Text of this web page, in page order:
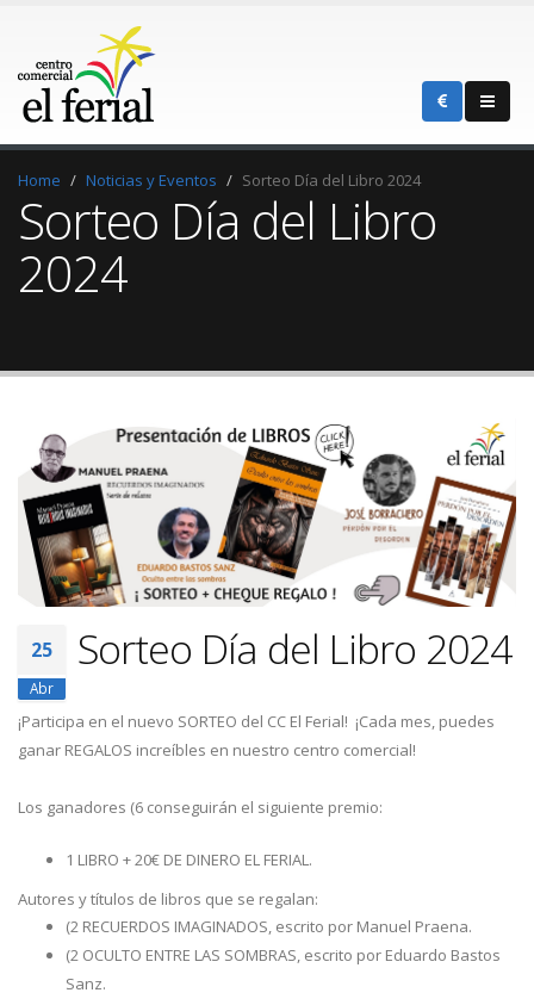
Home Noticias y Eventos Sorteo Día del Libro 2024
Sorteo Día del Libro
2024
25
Abr
Sorteo Día del Libro 2024
¡Participa en el nuevo SORTEO del CC El Ferial! ¡Cada mes, puedes
ganar REGALOS increíbles en nuestro centro comercial!
Los ganadores (6 conseguirán el siguiente premio:
1 LIBRO + 20€ DE DINERO EL FERIAL.
Autores y títulos de libros que se regalan:
(2 RECUERDOS IMAGINADOS, escrito por Manuel Praena.
(2 OCULTO ENTRE LAS SOMBRAS, escrito por Eduardo Bastos
Sanz.